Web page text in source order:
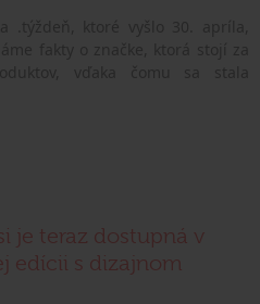
je teraz dostupná v
edícii s dizajnom